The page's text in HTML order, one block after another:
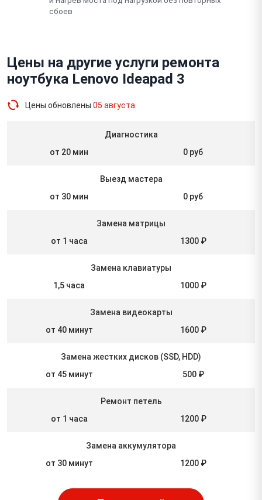
сбоев
Цены на другие услуги ремонта
ноутбука Lenovo Ideapad 3
Цены обновлены 05 августа
Диагностика
от 20 мин
0 руб
Выезд мастера
от 30 мин
0 руб
Замена матрицы
от 1 часа
1300 ₽
Замена клавиатуры
1,5 часа
1000 ₽
Замена видеокарты
от 40 минут
1600 ₽
Замена жестких дисков (SSD, HDD)
от 45 минут
500 ₽
Ремонт петель
от 1 часа
1200 ₽
Замена аккумулятора
от 30 минут
1200 ₽